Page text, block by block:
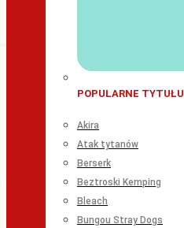
POPULARNE TYTUŁU
Akira
Atak tytanów
Berserk
Beztroski Kemping
Bleach
Bungou Stray Dogs